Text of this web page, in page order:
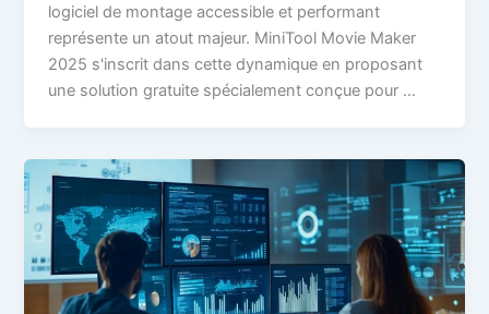
logiciel de montage accessible et performant
représente un atout majeur. MiniTool Movie Maker
2025 s'inscrit dans cette dynamique en proposant
une solution gratuite spécialement conçue pour …